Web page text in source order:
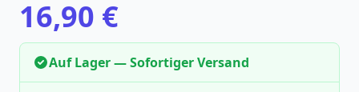
16,90 €
Auf Lager — Sofortiger Versand